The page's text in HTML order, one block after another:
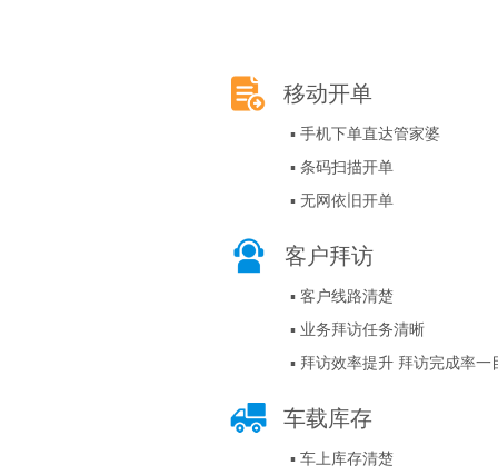
移动开单
▪ 手机下单直达管家婆
▪ 条码扫描开单
▪ 无网依旧开单
客户拜访
▪ 客户线路清楚
▪ 业务拜访任务清晰
▪ 拜访效率提升 拜访完成率一
车载库存
▪ 车上库存清楚